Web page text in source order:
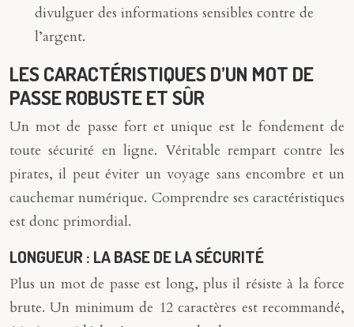
divulguer des informations sensibles contre de
l’argent.
LES CARACTÉRISTIQUES D’UN MOT DE
PASSE ROBUSTE ET SÛR
Un mot de passe fort et unique est le fondement de
toute sécurité en ligne. Véritable rempart contre les
pirates, il peut éviter un voyage sans encombre et un
cauchemar numérique. Comprendre ses caractéristiques
est donc primordial.
LONGUEUR : LA BASE DE LA SÉCURITÉ
Plus un mot de passe est long, plus il résiste à la force
brute. Un minimum de 12 caractères est recommandé,